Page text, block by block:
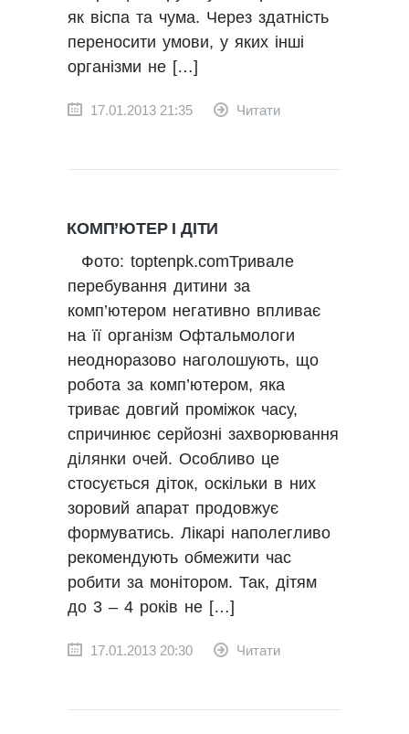
як віспа та чума. Через здатність
переносити умови, у яких інші
організми не […]
17.01.2013 21:35 Читати
КОМП’ЮТЕР І ДІТИ
Фото: toptenpk.comТривале
перебування дитини за
комп’ютером негативно впливає
на її організм Офтальмологи
неодноразово наголошують, що
робота за комп’ютером, яка
триває довгий проміжок часу,
спричинює серйозні захворювання
ділянки очей. Особливо це
стосується діток, оскільки в них
зоровий апарат продовжує
формуватись. Лікарі наполегливо
рекомендують обмежити час
робити за монітором. Так, дітям
до 3 – 4 років не […]
17.01.2013 20:30 Читати